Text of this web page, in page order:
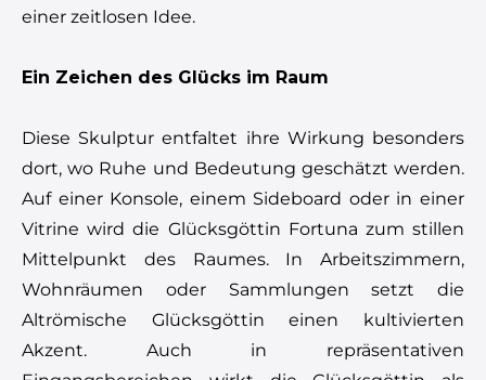
einer zeitlosen Idee.
Ein Zeichen des Glücks im Raum
Diese Skulptur entfaltet ihre Wirkung besonders
dort, wo Ruhe und Bedeutung geschätzt werden.
Auf einer Konsole, einem Sideboard oder in einer
Vitrine wird die Glücksgöttin Fortuna zum stillen
Mittelpunkt des Raumes. In Arbeitszimmern,
Wohnräumen oder Sammlungen setzt die
Altrömische Glücksgöttin einen kultivierten
Akzent. Auch in repräsentativen